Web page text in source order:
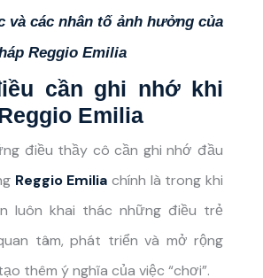
và các nhân tố ảnh hưởng của
Reggio Emilia
cần ghi nhớ khi
Emilia
điều thầy cô cần ghi nhớ đầu
Reggio Emilia chính là trong khi
luôn khai thác những điều trẻ
tâm, phát triển và mở rộng
thêm ý nghĩa của việc “chơi”.